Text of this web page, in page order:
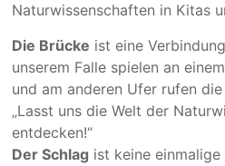
Naturwissenschaften in Kitas
Die Brücke ist eine
unserem Falle spielen an
und am anderen Ufer rufen
„Lasst uns die Welt der
entdecken!“
Der Schlag ist keine